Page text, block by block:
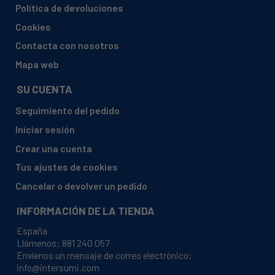
CH
BAUKNECHT, 869991596510 F159651 BCIC 3T333 PFE
POWERCLEAN 6330
BAUKNECHT, 869991599730 F159973 OBBC ECOSTAR
POWERCLEAN 6330
BAUKNECHT, 869991599750 F159975 OBUO
POWERCLEAN 6330
BAUKNECHT, 869991599760 F159976 OBIC ECOSTAR
BAUKNECHT, 869991599770 F159977 OBFO
POWERCLEAN 6330
BAUKNECHT, 869991599790 F159979 OBFC ECOSTAR
5320
Política de devoluciones
Cookies
Contacta con nosotros
Mapa web
SU CUENTA
Seguimiento del pedido
Iniciar sesión
Crear una cuenta
Tus ajustes de cookies
Cancelar o devolver un pedido
INFORMACIÓN DE LA TIENDA
España
Llámenos: 881 240 057
Envíenos un mensaje de correo electrónico:
info@intersumi.com